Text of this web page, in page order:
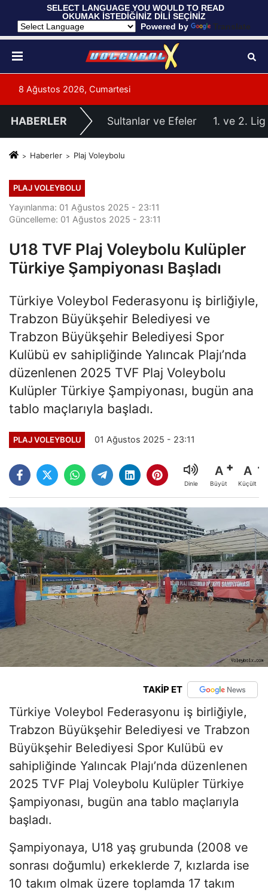
SELECT LANGUAGE YOU WOULD TO READ
OKUMAK İSTEDİĞİNİZ DİLİ SEÇİNİZ
Powered by
Translate
8 Ağustos 2026, Cumartesi
HABERLER Sultanlar ve Efeler 1. ve 2. Lig
Haberler Plaj Voleybolu
PLAJ VOLEYBOLU
Yayınlanma: 01 Ağustos 2025 - 23:11
Güncelleme: 01 Ağustos 2025 - 23:11
U18 TVF Plaj Voleybolu Kulüpler
Türkiye Şampiyonası Başladı
Türkiye Voleybol Federasyonu iş birliğiyle,
Trabzon Büyükşehir Belediyesi ve
Trabzon Büyükşehir Belediyesi Spor
Kulübü ev sahipliğinde Yalıncak Plajı’nda
düzenlenen 2025 TVF Plaj Voleybolu
Kulüpler Türkiye Şampiyonası, bugün ana
tablo maçlarıyla başladı.
PLAJ VOLEYBOLU 01 Ağustos 2025 - 23:11
Dinle
A
Büyüt
A
Küçült
TAKİP ET
Türkiye Voleybol Federasyonu iş birliğiyle,
Trabzon Büyükşehir Belediyesi ve Trabzon
Büyükşehir Belediyesi Spor Kulübü ev
sahipliğinde Yalıncak Plajı’nda düzenlenen
2025 TVF Plaj Voleybolu Kulüpler Türkiye
Şampiyonası, bugün ana tablo maçlarıyla
başladı.
Şampiyonaya, U18 yaş grubunda (2008 ve
sonrası doğumlu) erkeklerde 7, kızlarda ise
10 takım olmak üzere toplamda 17 takım